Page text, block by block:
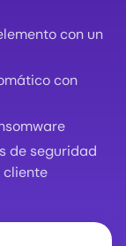
con un
con
de seguridad
cliente